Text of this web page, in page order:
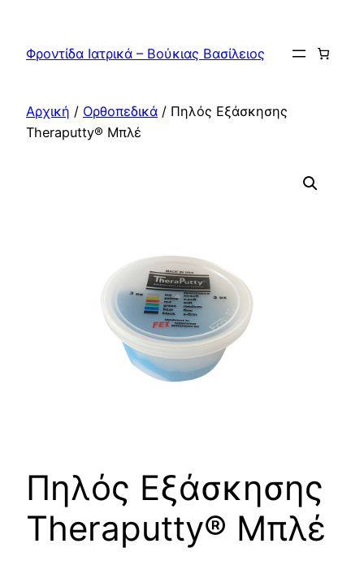
περιεχόμενο
Φροντίδα Ιατρικά – Βούκιας Βασίλειος
Αρχική / Ορθοπεδικά / Πηλός Εξάσκησης
Theraputty® Μπλέ
Πηλός Εξάσκησης
Theraputty® Μπλέ